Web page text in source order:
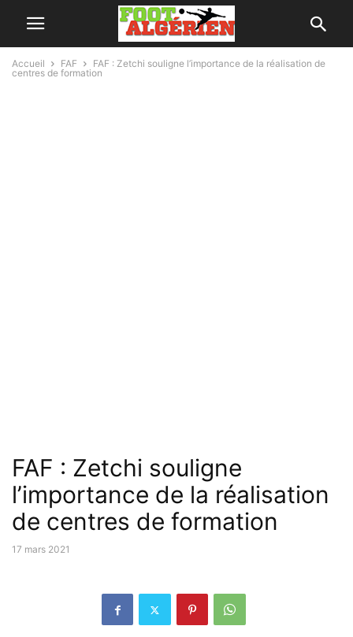
Accueil FAF
FAF : Zetchi souligne l’importance de la réalisation de
centres de formation
FAF : Zetchi souligne
l’importance de la réalisation
de centres de formation
17 mars 2021